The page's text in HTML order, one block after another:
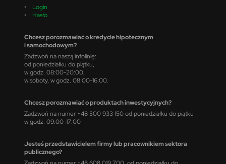
• Login
• Hasło
Chcesz porozmawiać o kredycie hipotecznym
i samochodowym?
Zadzwoń na naszą infolinię:
od poniedziałku do piątku,
w godz. 08:00-20:00,
w soboty, w godz. 08:00-16:00.
Chcesz porozmawiać o produktach inwestycyjnych?
Zadzwoń na numer +48 500 933 150 od poniedziałku do piątku
w godz. 09:00-17:00
Jesteś przedstawicielem firmy lub pracownikiem sektora
publicznego?